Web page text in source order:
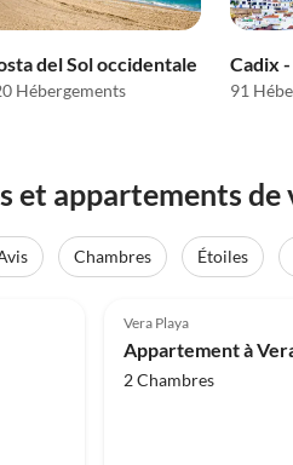
del Sol occidentale
Hébergements
Cadix -
91
et appartements
Chambres Étoiles
Vera Playa
Appartement à
2 Chambres